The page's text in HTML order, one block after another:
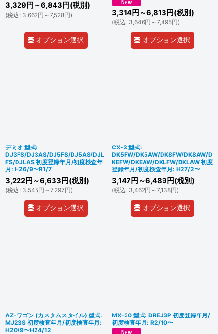
3,329 円 ～6,843 円(税別)
(税込 : 3,662円 ～7,528円)
オプション選択
3,314円 ～6,813 円(税別)
(税込 : 3,646円 ～7,495円)
オプション選択
デミオ 型式:
DJ3FS/DJ3AS/DJ5FS/DJ5AS/DJL
FS/DJLAS 初度登録年月/初度検査年
月: H26/9〜R1/7
3,222円 ～6,633 円(税別)
(税込 : 3,545円 ～7,297円)
オプション選択
CX-3 型式:
DK5FW/DK5AW/DK8FW/DK8AW/D
KEFW/DKEAW/DKLFW/DKLAW 初度
登録年月/初度検査年月: H27/2〜
3,147 円 ～6,489 円(税別)
(税込 : 3,462円 ～7,138円)
オプション選択
AZ-ワゴン (カスタムスタイル) 型式:
MJ23S 初度検査年月/初度検査年月:
H20/9〜H24/12
MX-30 型式: DREJ3P 初度登録年月/
初度検査年月: R2/10〜